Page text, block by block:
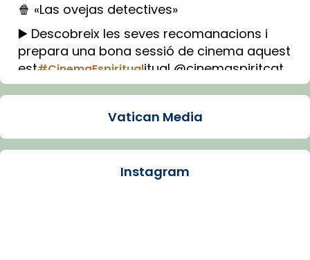
🍿 «Las ovejas detectives»
▶️ Descobreix les seves recomanacions i
prepara una bona sessió de cinema aquest
est#CinemaEspiritualitual @cinemaspiritcat
Imatge: Generada amb IA (OpenAI)
View on Facebook · Share
Arquebisbat de Barcelona
Vatican Media
Instagram